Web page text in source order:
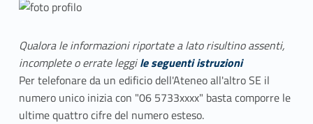
Qualora le informazioni riportate a lato risultino assenti,
incomplete o errate leggile seguenti istruzioni
Per telefonare da un edificio dell'Ateneo all'altro SE il
numero unico inizia con "06 5733xxxx" basta comporre le
ultime quattro cifre del numero esteso.